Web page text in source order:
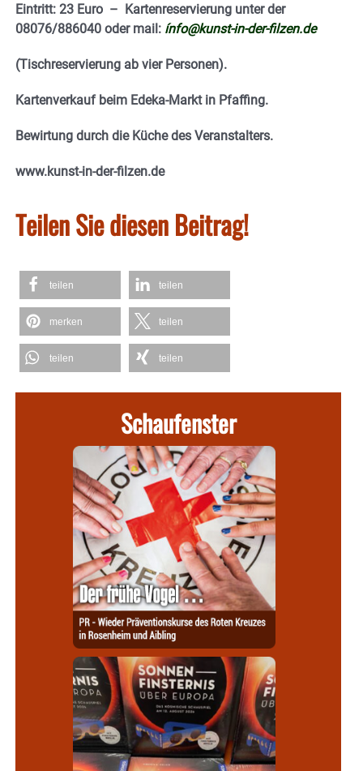
Eintritt: 23 Euro – Kartenreservierung unter der
08076/886040 oder mail: ínfo@kunst-in-der-filzen.de
(Tischreservierung ab vier Personen).
Kartenverkauf beim Edeka-Markt in Pfaffing.
Bewirtung durch die Küche des Veranstalters.
www.kunst-in-der-filzen.de
Teilen Sie diesen Beitrag!
teilen teilen
merken teilen
teilen teilen
Schaufenster